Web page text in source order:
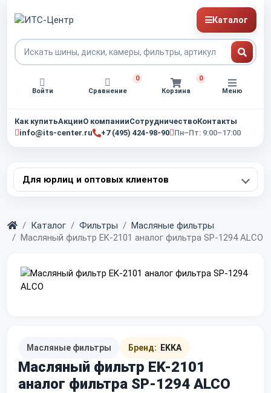
Каталог
Войти Сравнение
0
Корзина
0
Меню
Как купитьАкцииО компанииСотрудничествоКонтакты
info@its-center.ru
+7 (495) 424-98-90 Пн–Пт: 9:00–17:00
Для юрлиц и оптовых клиентов
Главная
Каталог Фильтры
Масляные фильтры
Масляный фильтр EK-2101 аналог фильтра SP-1294 ALCO
Масляные фильтры Бренд: EKKA
Масляный фильтр EK-2101
аналог фильтра SP-1294 ALCO